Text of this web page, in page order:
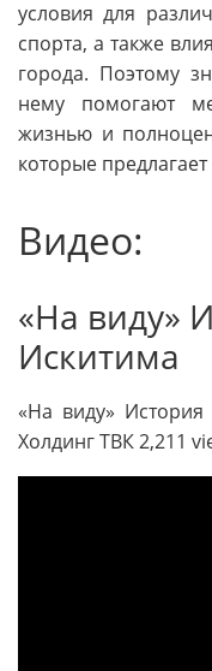
условия для
спорта, а также
города. Поэтому
нему помогают
жизнью и
которые
Видео:
«На виду»
Искитима
«На виду»
Холдинг ТВК 2,211